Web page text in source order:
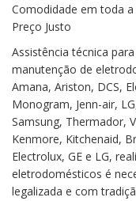
Comodidade em toda a
Preço Justo
Assistência técnica
manutenção de
Amana, Ariston, DCS,
Monogram, Jenn-air,
Samsung, Thermador,
Kenmore, Kitchenaid,
Electrolux, GE e LG,
eletrodomésticos é
legalizada e com